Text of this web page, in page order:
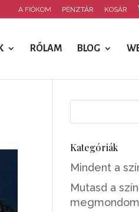
A FIÓKOM PÉNZTÁR KOSÁR
RÓLAM BLOG
Kategóriák
Mindent a
Mutasd a